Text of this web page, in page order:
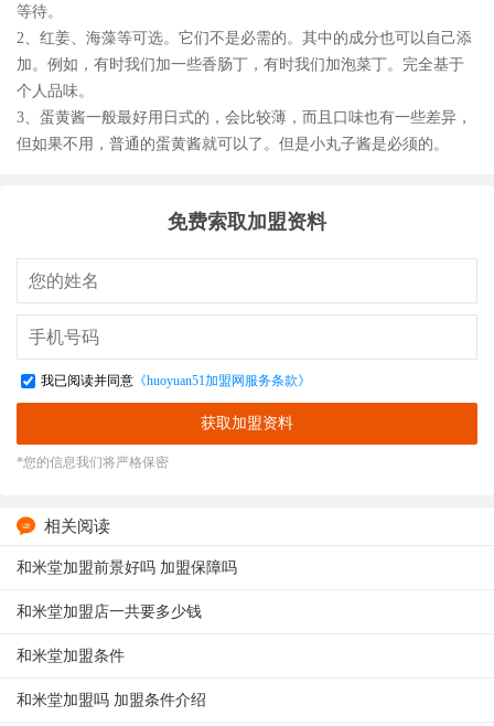
等待。
2、红姜、海藻等可选。它们不是必需的。其中的成分也可以自己添
加。例如，有时我们加一些香肠丁，有时我们加泡菜丁。完全基于
个人品味。
3、蛋黄酱一般最好用日式的，会比较薄，而且口味也有一些差异，
但如果不用，普通的蛋黄酱就可以了。但是小丸子酱是必须的。
免费索取加盟资料
我已阅读并同意 《huoyuan51加盟网服务条款》
获取加盟资料
*您的信息我们将严格保密
相关阅读
和米堂加盟前景好吗 加盟保障吗
和米堂加盟店一共要多少钱
和米堂加盟条件
和米堂加盟吗 加盟条件介绍